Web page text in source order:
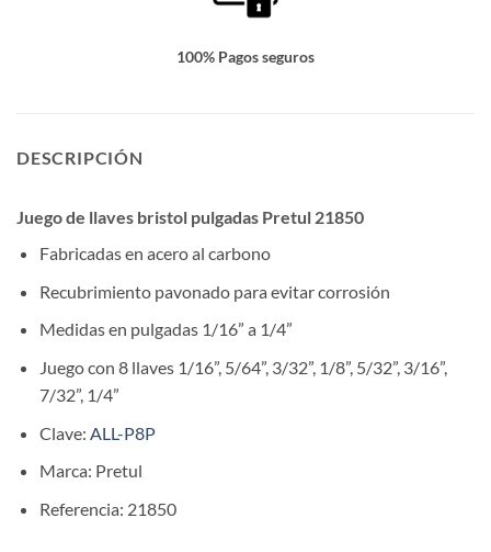
100% Pagos seguros
DESCRIPCIÓN
Juego de llaves bristol pulgadas Pretul 21850
Fabricadas en acero al carbono
Recubrimiento pavonado para evitar corrosión
Medidas en pulgadas 1/16” a 1/4”
Juego con 8 llaves 1/16”, 5/64”, 3/32”, 1/8”, 5/32”, 3/16”,
7/32”, 1/4”
Clave: ALL-P8P
Marca: Pretul
Referencia: 21850